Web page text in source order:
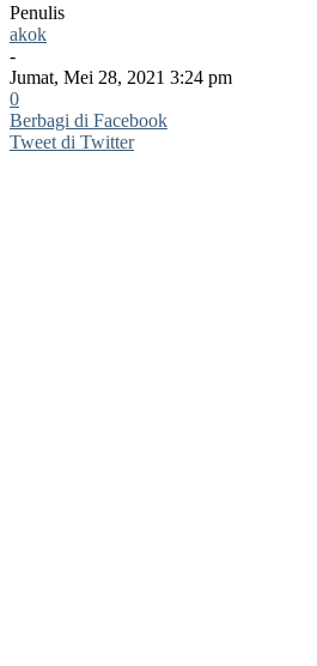
Penulis
akok
-
Jumat, Mei 28, 2021 3:24 pm
0
Berbagi di Facebook
Tweet di Twitter